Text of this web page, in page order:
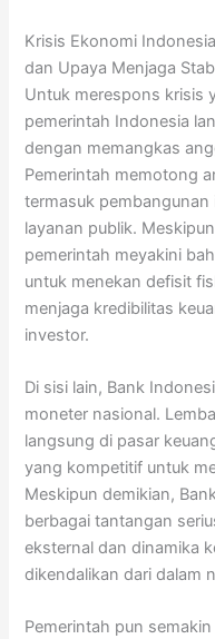
Krisis Ekonomi
dan Upaya Menjaga
Untuk merespons krisis
pemerintah Indonesia
dengan memangkas
Pemerintah memotong
termasuk
layanan publik.
pemerintah meyakini
untuk menekan defisit
menjaga kredibilitas
investor.
Di sisi lain, Bank
moneter nasional.
langsung di pasar
yang kompetitif untuk
Meskipun demikian,
berbagai tantangan
eksternal dan dinamika
dikendalikan dari dalam
Pemerintah pun